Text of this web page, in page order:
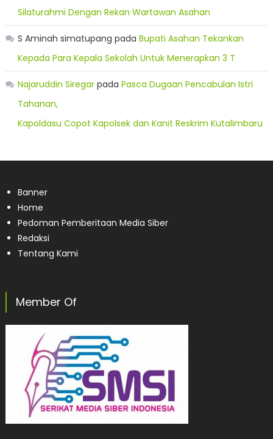
Silaturahmi Dengan Rekan Wartawan Asahan
S Aminah simatupang pada Bupati Asahan Tekankan
Kepada Para Kepala Sekolah Untuk Menerapkan 3 T
Najaruddin Siregarpada Pasca Dugaan Pencabulan Istri
Tahanan,
Kapoldasu Copot Kapolsek dan Kanit Reskrim Kutalimbaru
Banner
Home
Pedoman Pemberitaan Media Siber
Redaksi
Tentang Kami
Member Of